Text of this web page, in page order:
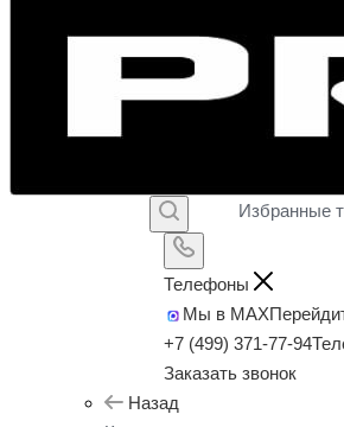
Избранные
Телефоны
Мы в MAX
+7 (499) 371-77-94
Заказать звонок
Назад